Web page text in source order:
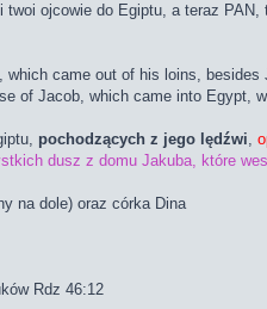
ojcowie do Egiptu, a teraz
came out of his loins,
of Jacob, which came into Egypt,
pochodzących z jego lędźwi,
dusz z domu Jakuba, które
na dole) oraz córka Dina
Rdz 46:12